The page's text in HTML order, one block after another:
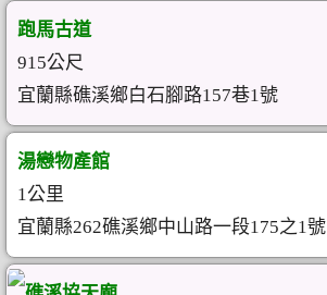
跑馬古道
915公尺
宜蘭縣礁溪鄉白石腳路157巷1號
湯戀物產館
1公里
宜蘭縣262礁溪鄉中山路一段175之1號